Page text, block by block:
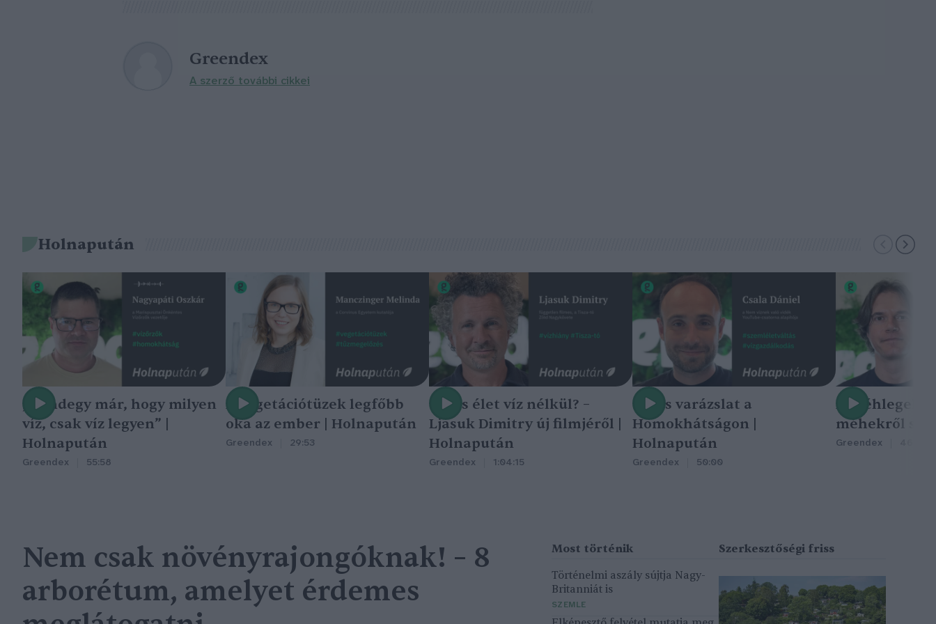
Greendex
A szerző további cikkei
Holnapután
„Mindegy már, hogy milyen
víz, csak víz legyen” |
Holnapután
Greendex 55:58
A vegetációtüzek legfőbb
oka az ember | Holnapután
Greendex 29:53
Nincs élet víz nélkül? –
Ljasuk Dimitry új filmjéről |
Holnapután
Greendex 1:04:15
Nincs varázslat a
Homokhátságon |
Holnapután
Greendex 50:00
A méhlegelő
méhekről
Greendex
Nem csak növényrajongóknak! – 8
arborétum, amelyet érdemes
Történelmi aszály sújtja Nagy-
Britanniát is
SZEMLE